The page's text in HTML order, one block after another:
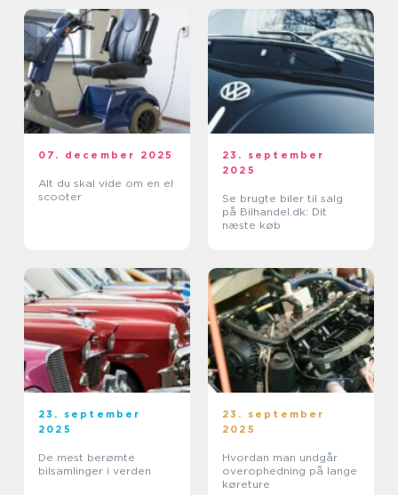
07. december 2025
Alt du skal vide om en el
scooter
23. september
2025
Se brugte biler til salg
på Bilhandel.dk: Dit
næste køb
23. september
2025
De mest berømte
bilsamlinger i verden
23. september
2025
Hvordan man undgår
overophedning på lange
køreture